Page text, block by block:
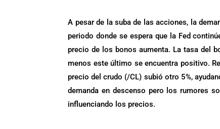
A pesar de la suba de las acciones, la
periodo donde se espera que la Fed
precio de los bonos aumenta. La tasa del
menos este último se encuentra positivo.
precio del crudo (/CL) subió otro 5%,
demanda en descenso pero los rumores
influenciando los precios.